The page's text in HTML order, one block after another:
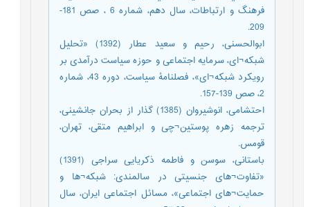
فرهنگ و ارتباطات، سال دهم، شماره 6 ، صص 181-
209.
ابوالحسنی، رحیم و سعید عطار (1392) «تحلیل
شبکه¬ای، سرمایه اجتماعی و حوزه سیاست درآمدی بر
رویکرد شبکه¬ای»، فصلنامۀ سیاست، دوره 43، شماره
2، صص 139-157.
احتشامی، انوشیروان (1385) گذار از بحران جانشینی،
ترجمه زهره پوستین¬چی و ابراهیم متقی، تهران،
قومس.
باستانی، سوسن و فاطمه ذکریایی سراجی (1391)
«تفاوت¬های جنسیتی در سالمندی: شبکه¬ها و
حمایت¬های اجتماعی»، مسائل اجتماعی ایران، سال